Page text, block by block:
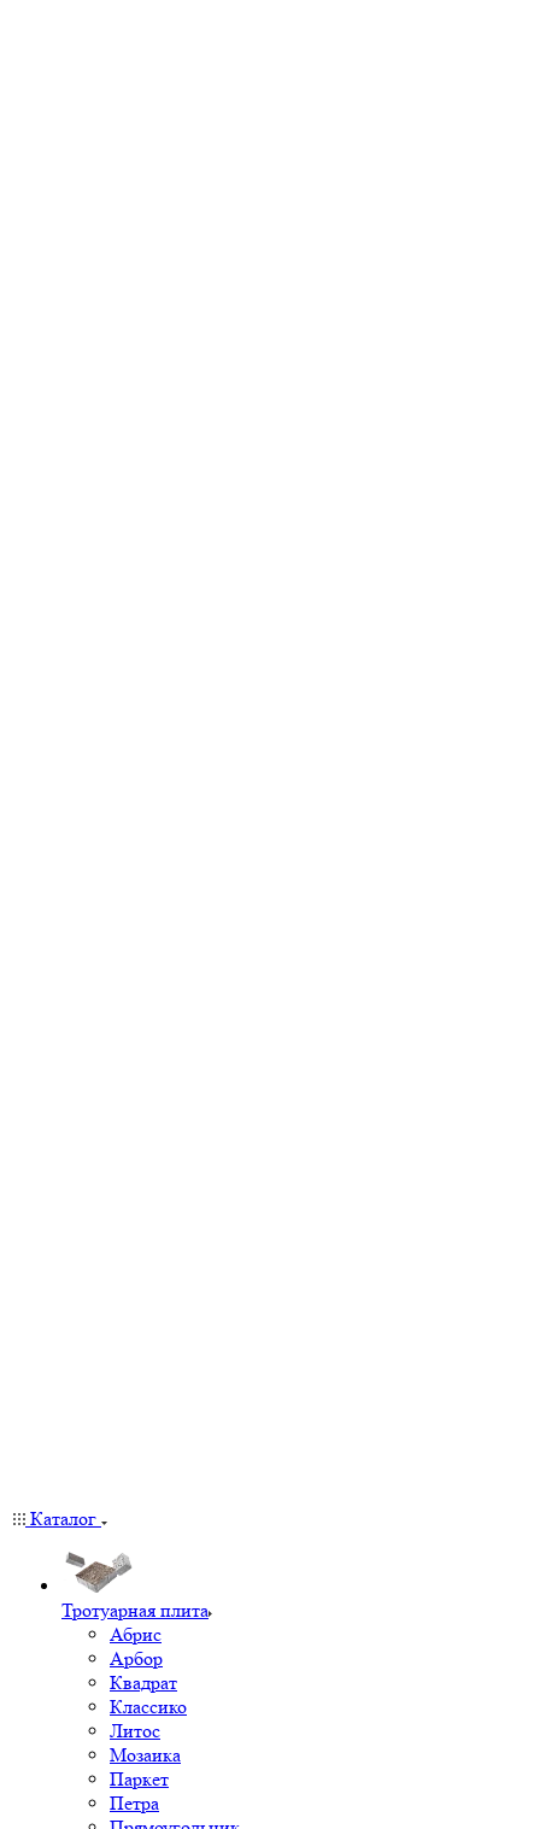
Каталог
Тротуарная плита
Абрис
Арбор
Квадрат
Классико
Литос
Мозаика
Паркет
Петра